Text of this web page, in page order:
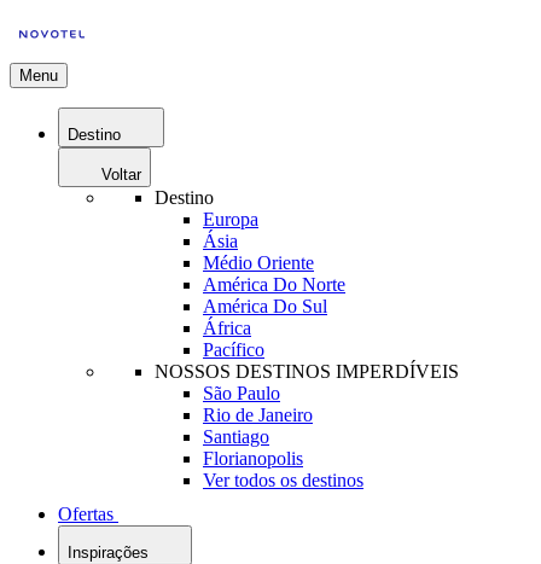
Menu
Destino
Voltar
Destino
Europa
Ásia
Médio Oriente
América Do Norte
América Do Sul
África
Pacífico
NOSSOS DESTINOS IMPERDÍVEIS
São Paulo
Rio de Janeiro
Santiago
Florianopolis
Ver todos os destinos
Ofertas
Inspirações